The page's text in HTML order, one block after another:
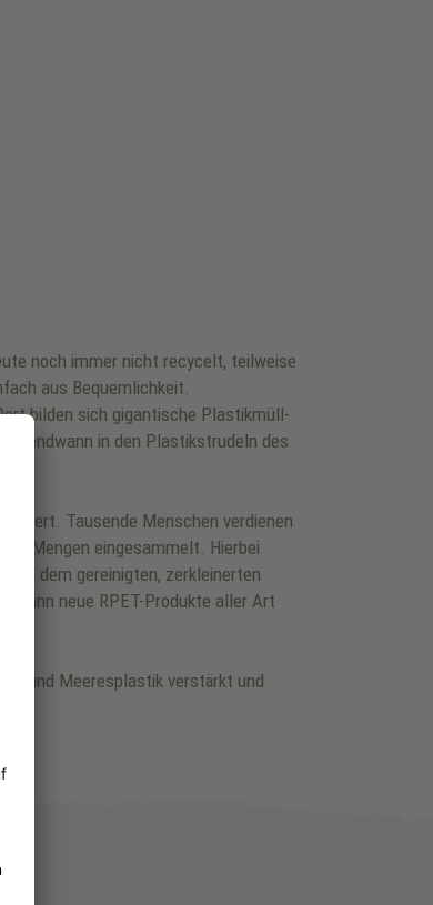
noch immer nicht recycelt, teilweise
aus Bequemlichkeit.
bilden sich gigantische Plastikmüll-
in den Plastikstrudeln des
Tausende Menschen verdienen
Mengen eingesammelt. Hierbei
dem gereinigten, zerkleinerten
dann neue RPET-Produkte aller Art
und Meeresplastik verstärkt und